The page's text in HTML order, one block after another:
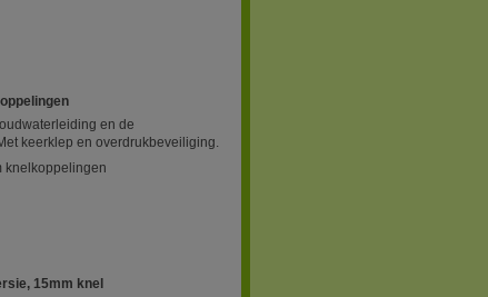
en de
keerklep en overdrukbeveiliging.
knelkoppelingen
15mm knel